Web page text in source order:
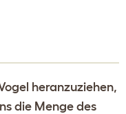
heranzuziehen,
die Menge des